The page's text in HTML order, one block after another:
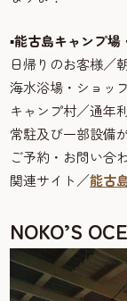
▪能古島キャンプ場
日帰りのお客様／
海水浴場・ショッ
キャンプ村／通年
常駐及び一部設備
ご予約・お問い合
関連サイト／能古
NOKO’S